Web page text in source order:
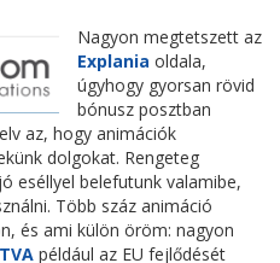
Nagyon megtetszett az
Explania oldala,
úgyhogy gyorsan rövid
bónusz posztban
az, hogy animációk
dolgokat. Rengeteg
eséllyel belefutunk valamibe,
Több száz animáció
és ami külön öröm: nagyon
például az EU fejlődését